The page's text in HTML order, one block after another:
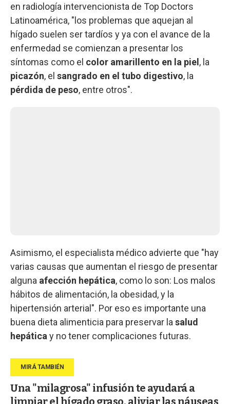
en radiología intervencionista de Top Doctors
Latinoamérica, "los problemas que aquejan al
hígado suelen ser tardíos y ya con el avance de la
enfermedad se comienzan a presentar los
síntomas como el color amarillento en la piel , la
picazón, el sangrado en el tubo digestivo, la
pérdida de peso, entre otros".
Asimismo, el especialista médico advierte que "hay
varias causas que aumentan el riesgo de presentar
alguna afección hepática, como lo son: Los malos
hábitos de alimentación, la obesidad, y la
hipertensión arterial". Por eso es importante una
buena dieta alimenticia para preservar la salud
hepática y no tener complicaciones futuras.
Una "milagrosa" infusión te ayudará a
limpiar el hígado graso, aliviar las náuseas